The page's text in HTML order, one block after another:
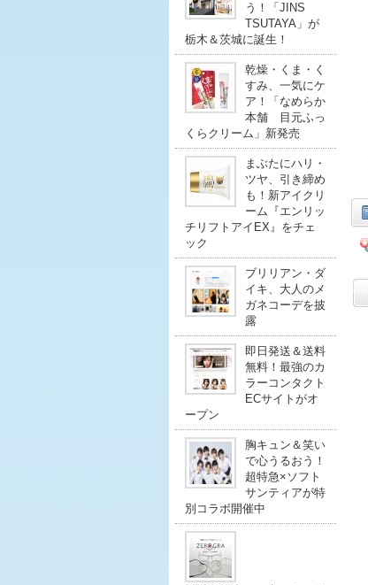
う！「JINS
TSUTAYA」が
栃木＆茨城に誕生！
乾燥・くま・く
すみ、一気にケ
ア！「なめらか
本舗 目元ふっ
くらクリーム」新発売
まぶたにハリ・
ツヤ、引き締め
も！新アイクリ
ーム『エンリッ
チリフトアイEX』をチェ
ック
ブリリアン・ダ
イキ、大人のメ
ガネコーデを披
露
即日発送＆送料
無料！最強のカ
ラーコンタクト
ECサイトがオ
ープン
胸キュン＆笑い
で心うるおう！
超特急×ソフト
サンティアが特
別コラボ開催中